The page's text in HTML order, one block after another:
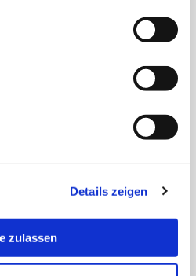
Details zeigen
zulassen